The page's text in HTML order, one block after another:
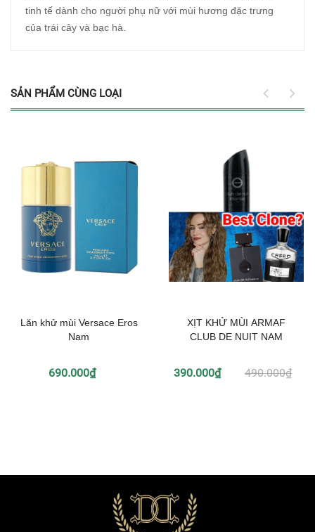
tinh tế dành cho người phụ nữ với mùi hương đặc trưng
của trái cây và bạc hà.
SẢN PHẨM CÙNG LOẠI
Lăn khử mùi Versace Eros
Nam
690.000₫
XỊT KHỬ MÙI ARMAF
CLUB DE NUIT NAM
390.000₫ 490.000₫